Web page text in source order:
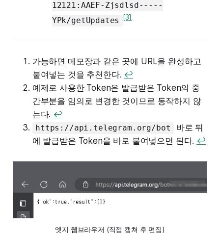
12121:AAEF-Zjsdlsd-----
YPk/getUpdates [3]
가능하면 메모장과 같은 곳에 URL을 완성하고
붙여넣는 것을 추천한다. ↩︎
예제로 사용한 Token은 발급받은 Token의 중
간부분을 임의로 변경한 것이므로 동작하지 않
는다. ↩︎
https://api.telegram.org/bot
바로 뒤
에 발급받은 Token을 바로 붙여넣으면 된다. ↩︎
엣지 웹브라우저 (직접 캡쳐 후 편집)